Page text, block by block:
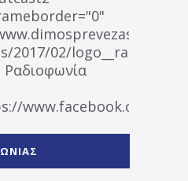
wp-
2017/02/
" artist="" ]